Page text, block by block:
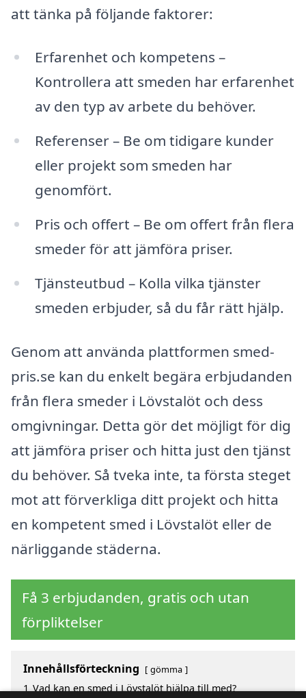
att tänka på följande faktorer:
Erfarenhet och kompetens –
Kontrollera att smeden har erfarenhet
av den typ av arbete du behöver.
Referenser – Be om tidigare kunder
eller projekt som smeden har
genomfört.
Pris och offert – Be om offert från flera
smeder för att jämföra priser.
Tjänsteutbud – Kolla vilka tjänster
smeden erbjuder, så du får rätt hjälp.
Genom att använda plattformen smed-
pris.se kan du enkelt begära erbjudanden
från flera smeder i Lövstalöt och dess
omgivningar. Detta gör det möjligt för dig
att jämföra priser och hitta just den tjänst
du behöver. Så tveka inte, ta första steget
mot att förverkliga ditt projekt och hitta
en kompetent smed i Lövstalöt eller de
närliggande städerna.
Få 3 erbjudanden, gratis och utan
förpliktelser
Innehållsförteckning gömma
1 Vad kan en smed i Lövstalöt hjälpa till med?